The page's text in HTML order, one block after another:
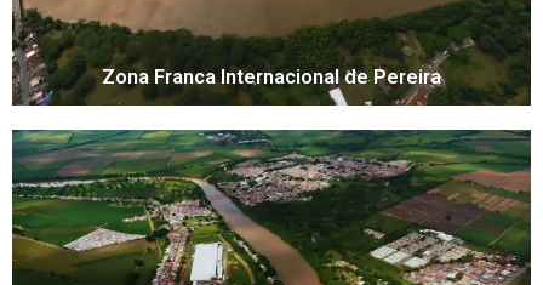
Zona Franca Internacional de Pereira